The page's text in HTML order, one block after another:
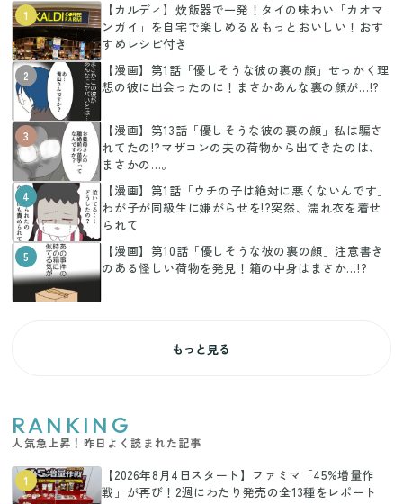
1
【カルディ】炊飯器で一発！タイの味わい「カオマ
ンガイ」を自宅で楽しめる＆もっとおいしい！おす
すめレシピ付き
2
【漫画】第1話「優しそうな彼の裏の顔」せっかく理
想の彼に出会ったのに！まさかあんな裏の顔が…!?
3
【漫画】第13話「優しそうな彼の裏の顔」私は騙さ
れてたの!?マザコンの夫の荷物から出てきたのは、
まさかの…。
4
【漫画】第1話「ウチの子は絶対に悪くないんです」
わが子が同級生に嫌がらせを!?突然、濡れ衣を着せ
られて
5
【漫画】第10話「優しそうな彼の裏の顔」注意書き
のある怪しい荷物を発見！箱の中身はまさか…!?
もっと見る
RANKING
人気急上昇！昨日よく読まれた記事
1
【2026年8月4日スタート】ファミマ「45%増量作
戦」が再び！2週にわたり発売の全13種をレポート